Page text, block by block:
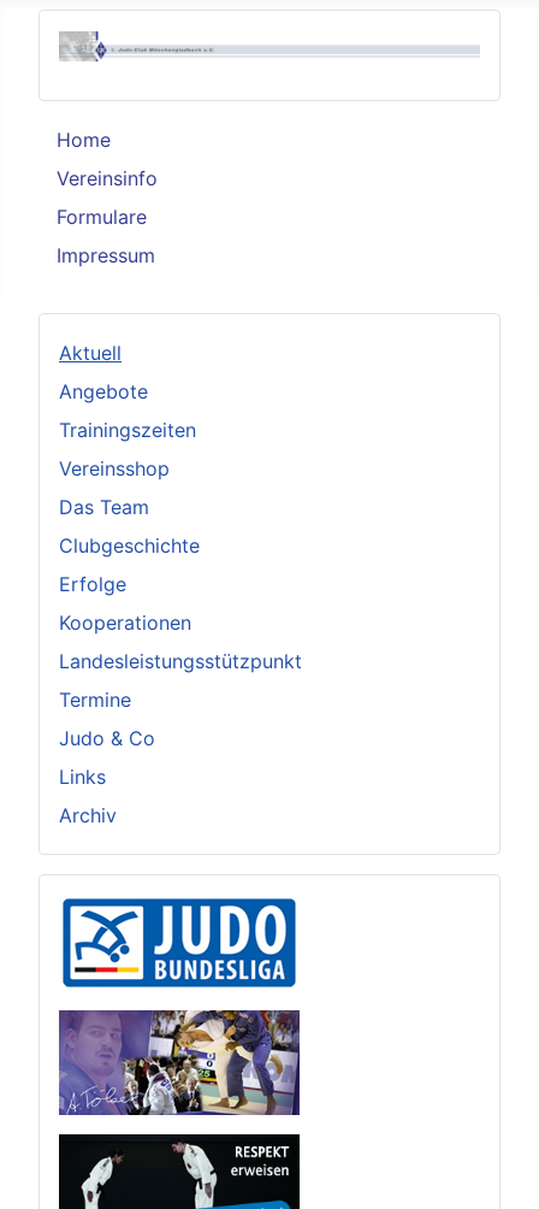
Home
Vereinsinfo
Formulare
Impressum
Aktuell
Angebote
Trainingszeiten
Vereinsshop
Das Team
Clubgeschichte
Erfolge
Kooperationen
Landesleistungsstützpunkt
Termine
Judo & Co
Links
Archiv